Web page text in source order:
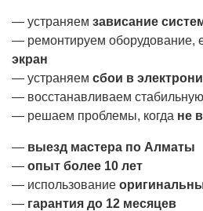
— устраняем зависание
— ремонтируем оборудование,
экран
— устраняем сбои в
— восстанавливаем стабильную
— решаем проблемы, когда не
— выезд мастера по Алматы
— опыт более 10 лет
— использование
— гарантия до 12 месяцев